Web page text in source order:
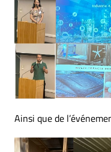
Ainsi que de